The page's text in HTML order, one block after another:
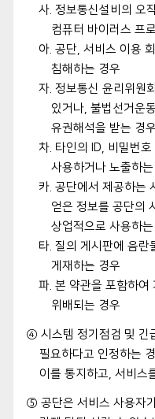
사. 정보통신설비의 오
컴퓨터 바이러스 프
아. 공단, 서비스 이용
침해하는 경우
자. 정보통신 윤리위원
있거나, 불법선거운
유권해석을 받는 경우
차. 타인의 ID, 비밀번
사용하거나 노출하
카. 공단에서 제공하는
얻은 정보를 공단의
상업적으로 사용하
타. 질의 게시판에 음란
게재하는 경우
파. 본 약관을 포함하여
위배되는 경우
④ 시스템 정기점검 및 긴
필요하다고 인정하는
이를 통지하고, 서비스
⑤ 공단은 서비스 사용자